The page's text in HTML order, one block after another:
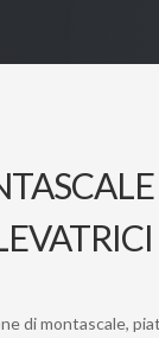
di montascale,